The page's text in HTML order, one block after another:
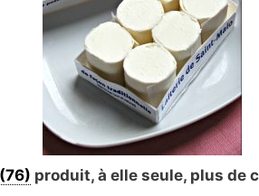
(76) produit, à elle seule, plus de